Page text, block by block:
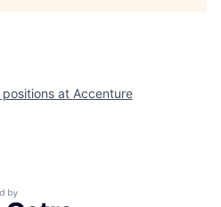
positions at Accenture
by Getro.com